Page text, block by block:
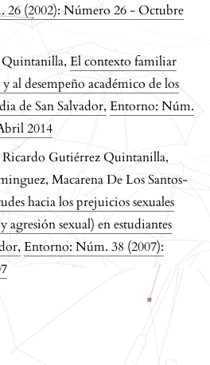
26 (2002): Número 26 - Octubre
Quintanilla, El contexto familiar
al desempeño académico de los
de San Salvador,Entorno: Núm.
2014
Ricardo Gutiérrez Quintanilla,
Macarena De Los Santos-
hacia los prejuicios sexuales
sexual) en estudiantes
, Entorno: Núm. 38 (2007):